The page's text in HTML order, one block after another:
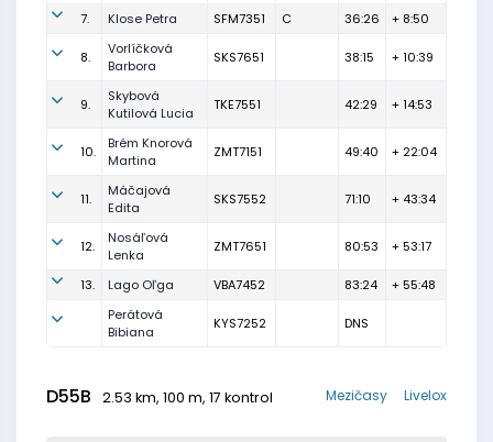
7. Klose Petra SFM7351 C 36:26 + 8:50
8.
Vorlíčková
Barbora
SKS7651 38:15 + 10:39
9.
Skybová
Kutilová Lucia
TKE7551 42:29 + 14:53
10.
Brém Knorová
Martina
ZMT7151 49:40 + 22:04
11.
Máčajová
Edita
SKS7552 71:10 + 43:34
12.
Nosáľová
Lenka
ZMT7651 80:53 + 53:17
13. Lago Oľga VBA7452 83:24
+ 55:48
Perátová
Bibiana
KYS7252 DNS
D55B 2.53 km, 100 m, 17 kontrol Livelox
Mezičasy